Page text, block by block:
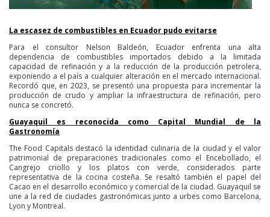
La escasez de combustibles en Ecuador pudo evitarse
Para el consultor Nelson Baldeón, Ecuador enfrenta una alta
dependencia de combustibles importados debido a la limitada
capacidad de refinación y a la reducción de la producción petrolera,
exponiendo a el país a cualquier alteración en el mercado internacional.
Recordó que, en 2023, se presentó una propuesta para incrementar la
producción de crudo y ampliar la infraestructura de refinación, pero
nunca se concretó.
Guayaquil es reconocida como Capital Mundial de la
Gastronomía
The Food Capitals destacó la identidad culinaria de la ciudad y el valor
patrimonial de preparaciones tradicionales como el Encebollado, el
Cangrejo criollo y los platos con verde, considerados parte
representativa de la cocina costeña. Se resaltó también el papel del
Cacao en el desarrollo económico y comercial de la ciudad. Guayaquil se
une a la red de ciudades gastronómicas junto a urbes como Barcelona,
Lyon y Montreal.